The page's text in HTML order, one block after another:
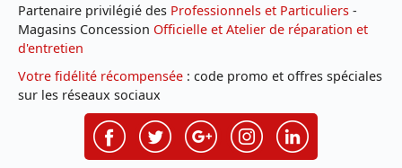
Partenaire privilégié des Professionnels et Particuliers -
Magasins Concession Officielle et Atelier de réparation et
d'entretien
Votre fidélité récompensée : code promo et offres spéciales
sur les réseaux sociaux